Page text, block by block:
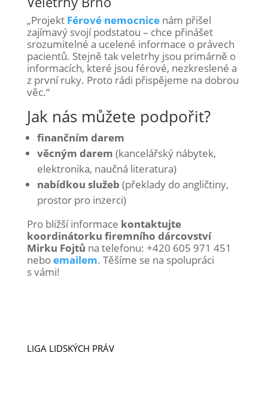
„Projekt Férové nemocnicenám přišel
zajímavý svojí podstatou – chce přinášet
srozumitelné a ucelené informace o právech
pacientů. Stejně tak veletrhy jsou primárně o
informacích, které jsou férové, nezkreslené a
z první ruky. Proto rádi přispějeme na dobrou
věc.“
Jak nás můžete podpořit?
finančním darem
věcným darem (kancelářský nábytek,
elektronika, naučná literatura)
nabídkou služeb (překlady do angličtiny,
prostor pro inzerci)
Pro bližší informace kontaktujte
koordinátorku firemního dárcovství
Mirku Fojtů na telefonu: +420 605 971 451
neboemailem. Těšíme se na spolupráci
s vámi!
LIGA LIDSKÝCH PRÁV